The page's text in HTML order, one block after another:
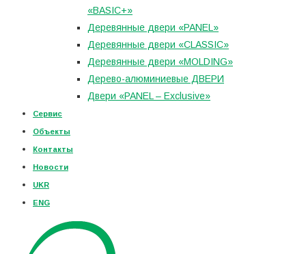
«BASIC+»
Деревянные двери «PANEL»
Деревянные двери «CLASSIC»
Деревянные двери «MOLDING»
Дерево-алюминиевые ДВЕРИ
Двери «PANEL – Exclusive»
Сервис
Объекты
Контакты
Новости
UKR
ENG